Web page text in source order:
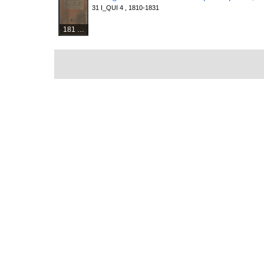
181 médias
31 I_QUI 4 , 1810-1831